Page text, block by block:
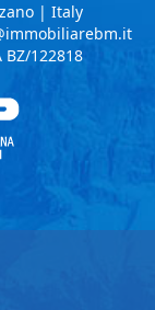
| Italy
BZ/122818